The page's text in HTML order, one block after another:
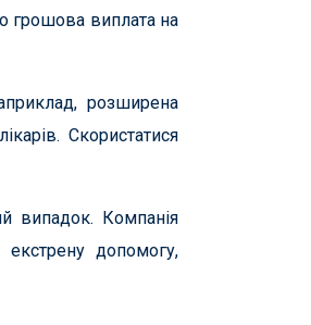
грошова виплата на
розширена
Скористатися
випадок. Компанія
екстрену допомогу,